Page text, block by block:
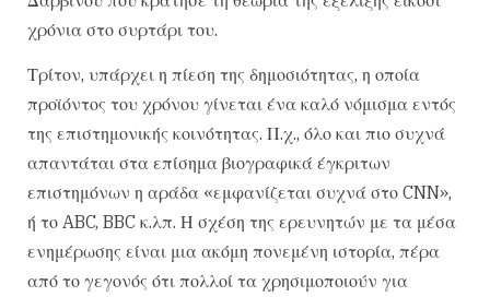
χρόνια στο συρτάρι του.
Τρίτον, υπάρχει η πίεση της δημοσιότητας, η οποία
προϊόντος του χρόνου γίνεται ένα καλό νόμισμα εντός
της επιστημονικής κοινότητας. Π.χ., όλο και πιο συχνά
απαντάται στα επίσημα βιογραφικά έγκριτων
επιστημόνων η αράδα «εμφανίζεται συχνά στο CNN»,
ή το ABC, BBC κ.λπ. Η σχέση της ερευνητών με τα μέσα
ενημέρωσης είναι μια ακόμη πονεμένη ιστορία, πέρα
από το γεγονός ότι πολλοί τα χρησιμοποιούν για